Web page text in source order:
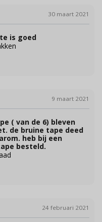
30 maart 2021
is goed
9 maart 2021
( van de 6) bleven
de bruine tape deed
heb bij een
besteld.
24 februari 2021